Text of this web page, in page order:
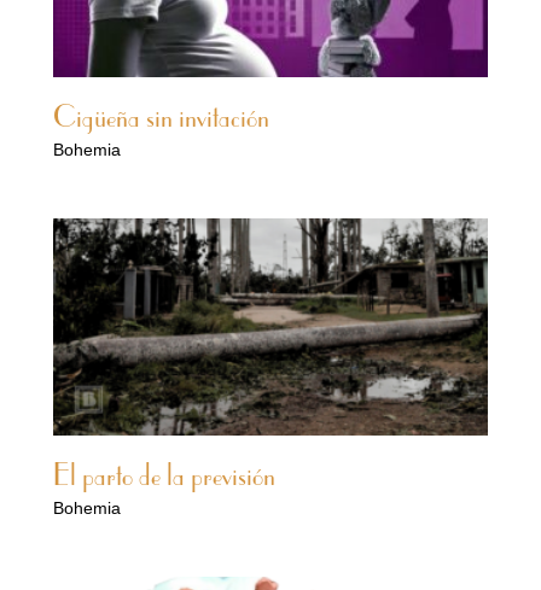
Cigüeña sin invitación
Bohemia
El parto de la previsión
Bohemia